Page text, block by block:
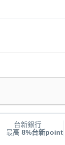
台新銀行
最高 8%台新point